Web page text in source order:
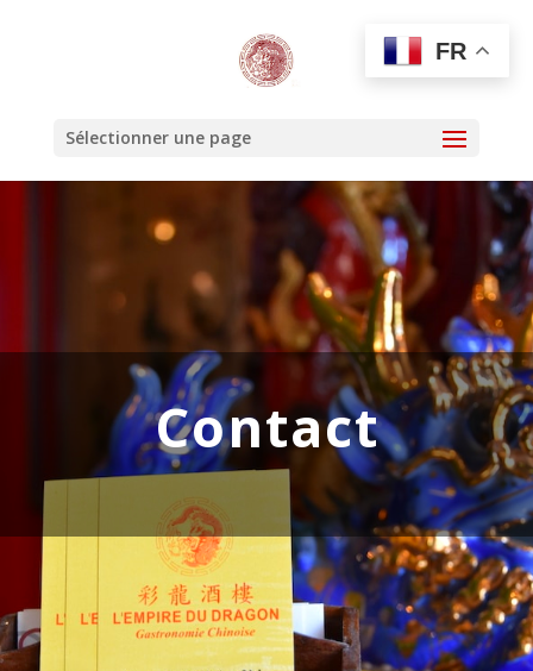
Sélectionner une page
Contact
FR